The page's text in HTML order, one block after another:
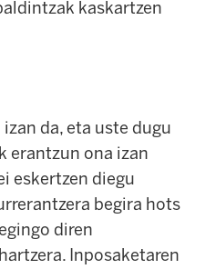
kaskartzen
da, eta uste dugu
erantzun ona izan
eskertzen diegu
begira hots
diren
Inposaketaren